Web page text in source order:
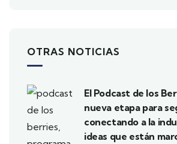
OTRAS NOTICIAS
El Podcast de los
nueva etapa para
conectando a la
ideas que están